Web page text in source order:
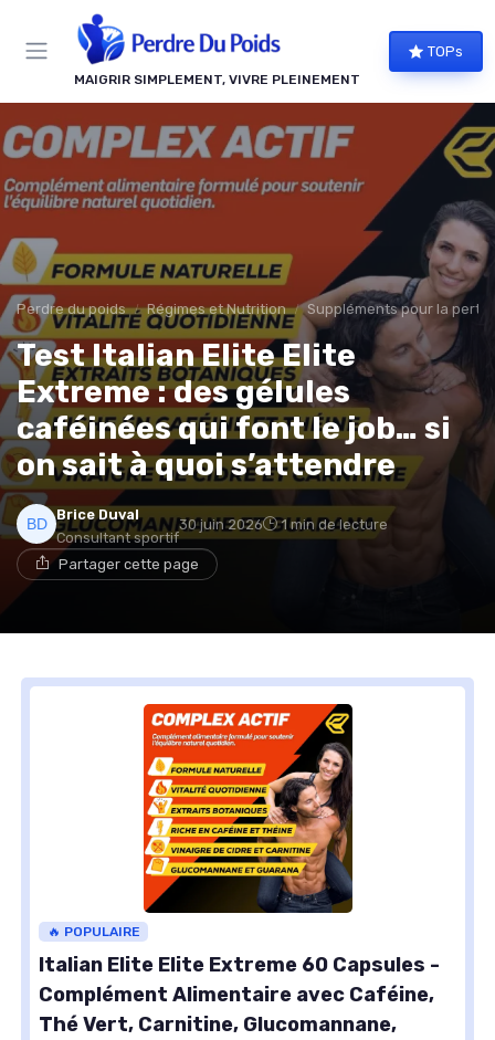
MAIGRIR SIMPLEMENT, VIVRE PLEINEMENT
TOPs
Perdre du poids Régimes et Nutrition Suppléments pour la perte
Test Italian Elite Elite
Extreme : des gélules
caféinées qui font le job… si
on sait à quoi s’attendre
Brice Duval
Consultant sportif
30 juin 2026 1 min de lecture
Partager cette page
🔥 POPULAIRE
Italian Elite Elite Extreme 60 Capsules -
Complément Alimentaire avec Caféine,
Thé Vert, Carnitine, Glucomannane,
Panneau de gestion des cookies